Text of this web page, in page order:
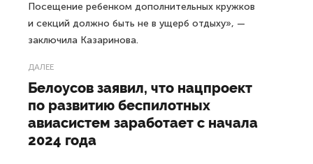
Посещение ребенком дополнительных кружков
и секций должно быть не в ущерб отдыху», —
заключила Казаринова.
ДАЛЕЕ
Белоусов заявил, что нацпроект
по развитию беспилотных
авиасистем заработает с начала
2024 года